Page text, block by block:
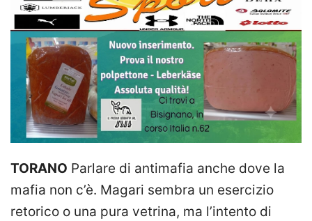
TORANO Parlare di antimafia anche dove la
mafia non c’è. Magari sembra un esercizio
retorico o una pura vetrina, ma l’intento di